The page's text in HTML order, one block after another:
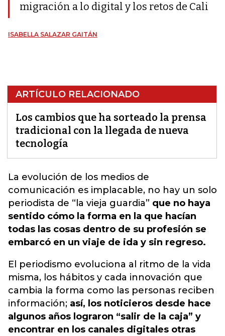
migración a lo digital y los retos de Cali
ISABELLA SALAZAR GAITÁN
ARTÍCULO RELACIONADO
Los cambios que ha sorteado la prensa
tradicional con la llegada de nueva
tecnología
La evolución de los medios de
comunicación es implacable, no hay un solo
periodista de “la vieja guardia” que no haya
sentido cómo la forma en la que hacían
todas las cosas dentro de su profesión se
embarcó en un viaje de ida y sin regreso.
El periodismo evoluciona al ritmo de la vida
misma, los hábitos y cada innovación que
cambia la forma como las personas reciben
información; así, los noticieros desde hace
algunos años lograron “salir de la caja” y
encontrar en los canales digitales otras